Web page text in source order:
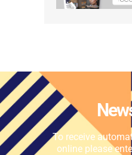
To receive
online please